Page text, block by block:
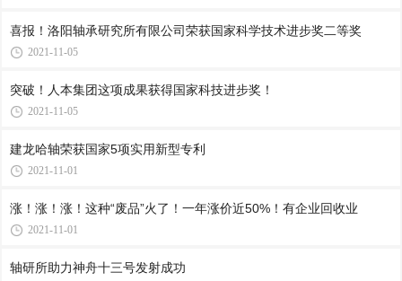
喜报！洛阳轴承研究所有限公司荣获国家科学技术进步奖二等奖
2021-11-05
突破！人本集团这项成果获得国家科技进步奖！
2021-11-05
建龙哈轴荣获国家5项实用新型专利
2021-11-01
涨！涨！涨！这种“废品”火了！一年涨价近50%！有企业回收业
2021-11-01
轴研所助力神舟十三号发射成功